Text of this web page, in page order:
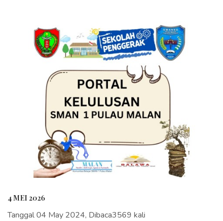
4 MEI 2026
Tanggal 04 May 2024, Dibaca3569 kali